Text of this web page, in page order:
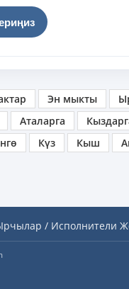
Эн мыкты
Аталарга
Күз Кыш
/ Исполнители